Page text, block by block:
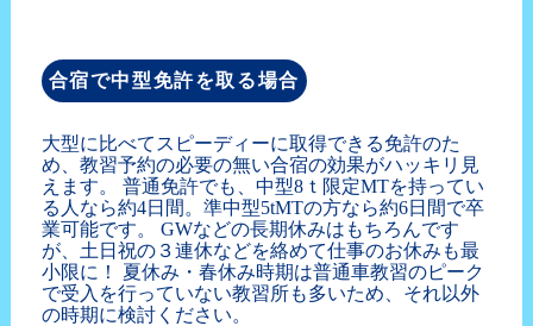
合宿で中型免許を取る場合
大型に比べてスピーディーに取得できる免許のた
め、教習予約の必要の無い合宿の効果がハッキリ見
えます。 普通免許でも、中型8ｔ限定MTを持ってい
る人なら約4日間。準中型5tMTの方なら約6日間で卒
業可能です。 GWなどの長期休みはもちろんです
が、土日祝の３連休などを絡めて仕事のお休みも最
小限に！ 夏休み・春休み時期は普通車教習のピーク
で受入を行っていない教習所も多いため、それ以外
の時期に検討ください。